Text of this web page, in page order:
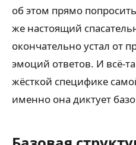
об этом прямо
же настоящий
окончательно устал от
эмоций ответов. И всё-
жёсткой специфике
именно она диктует